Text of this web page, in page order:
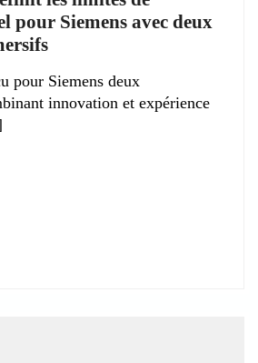
pour Siemens avec deux
pour Siemens deux
innovation et expérience